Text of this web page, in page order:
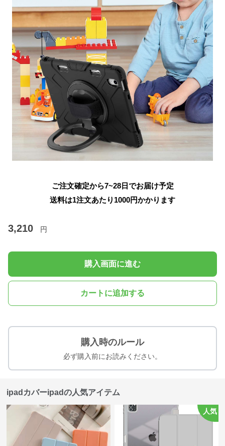
ご注文確定から7~28日でお届け予定
送料は1注文あたり 1000円かかります
3,210 円
購入画面に進む
カートに追加する
購入時のルール
必ず購入前にお読みください。
ipadカバーipadの人気アイテム
人気